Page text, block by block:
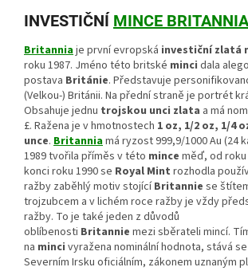
INVESTIČNÍ MINCE BRITANNIA
Britanniaje první evropská investiční zlatá
roku 1987. Jméno této britské minci dala
postava Británie. Představuje
(Velkou-) Británii. Na přední straně je portrét
Obsahuje jednu trojskou unci zlata a má
£. Ražena je v hmotnostech 1 oz, 1/2 oz, 1/4
unce. Britanniamá ryzost 999,9/1000 Au (24
1989 tvořila příměs v této mince měď, od roku
konci roku 1990 se Royal Mint rozhodla
ražby zaběhlý motiv stojícíBritannie se
trojzubcem a v lichém roce ražby je vždy
ražby. To je také jeden z důvodů
oblíbenosti Britannie mezi sběrateli mincí.
na minci vyražena nominální hodnota, stává
Severním Irsku oficiálním, zákonem uznaným